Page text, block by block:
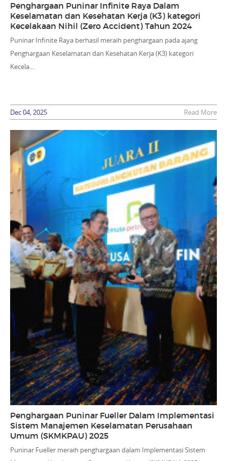
Penghargaan Puninar Infinite Raya Dalam
Keselamatan dan Kesehatan Kerja (K3) kategori
Kecelakaan Nihil (Zero Accident) Tahun 2024
Puninar Infinite Raya berhasil meraih penghargaan pada ajang
Penghargaan Keselamatan dan Kesehatan Kerja (K3) kategori
Kecela...
Dec 04, 2025 Read More
Penghargaan Puninar Fueller Dalam Implementasi
Sistem Manajemen Keselamatan Perusahaan
Umum (SKMKPAU) 2025
Puninar Fueller meraih penghargaan dalam Implementasi Sistem